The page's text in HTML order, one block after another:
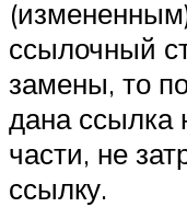
ссылочный
замены, то
дана ссылка
части, не
ссылку.